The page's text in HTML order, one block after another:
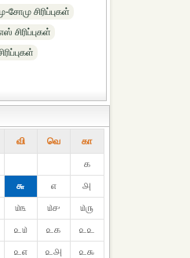
சோமு சிரிப்புகள்
சிரிப்புகள்
வி வெ கா
௧
௬ ௭
௮
௰௩ ௰௪
௰௫
௨௰ ௨௧
௨௨
௨௭ ௨௮
௨௯